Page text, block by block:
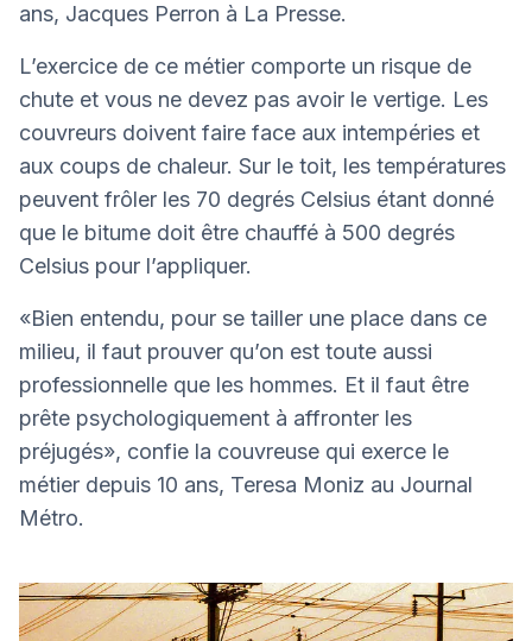
ans, Jacques Perron à La Presse.
L’exercice de ce métier comporte un risque de
chute et vous ne devez pas avoir le vertige. Les
couvreurs doivent faire face aux intempéries et
aux coups de chaleur. Sur le toit, les températures
peuvent frôler les 70 degrés Celsius étant donné
que le bitume doit être chauffé à 500 degrés
Celsius pour l’appliquer.
«Bien entendu, pour se tailler une place dans ce
milieu, il faut prouver qu’on est toute aussi
professionnelle que les hommes. Et il faut être
prête psychologiquement à affronter les
préjugés», confie la couvreuse qui exerce le
métier depuis 10 ans, Teresa Moniz au Journal
Métro.